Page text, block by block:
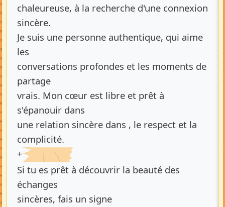
chaleureuse, à la recherche d'une connexion
sincère.
Je suis une personne authentique, qui aime
les
conversations profondes et les moments de
partage
vrais. Mon cœur est libre et prêt à
s'épanouir dans
une relation sincère dans , le respect et la
complicité.
+
Si tu es prêt à découvrir la beauté des
échanges
sincères, fais un signe